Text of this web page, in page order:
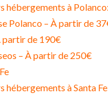
hébergements à Polanco:
Polanco – À partir de
partir de 190€
– À partir de 250€
hébergements à Santa